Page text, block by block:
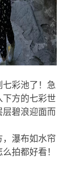
彩池了！急
方的七彩世
碧浪迎面而
瀑布如水帘
拍都好看！